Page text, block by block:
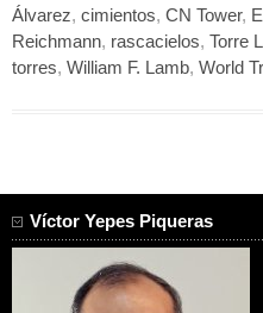
Álvarez, cimientos, CN Tower,
Reichmann, rascacielos, Torre
torres, William F. Lamb, World
Víctor Yepes Piqueras